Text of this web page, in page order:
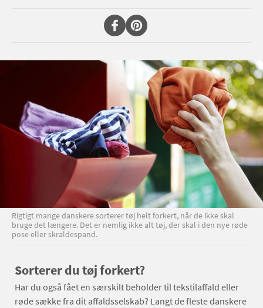
Rigtigt mange danskere sorterer tøj helt forkert, når de ikke skal
bruge det længere. Det er nemlig ikke alt tøj, der skal i den nye røde
pose eller skraldespand.
Sorterer du tøj forkert?
Har du også fået en særskilt beholder til tekstilaffald eller
røde sække fra dit affaldsselskab? Langt de fleste danskere